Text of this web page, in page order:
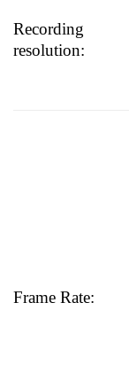
Recording
resolution:
Frame Rate: